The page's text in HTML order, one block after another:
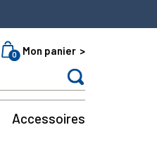
0 Mon panier
Accessoires